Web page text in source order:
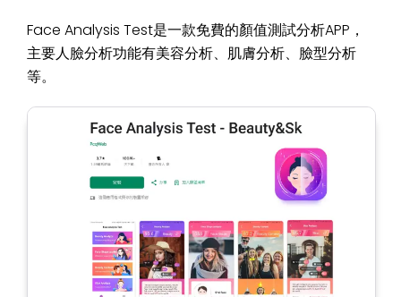
Face Analysis Test是一款免費的顏值測試分析APP，
主要人臉分析功能有美容分析、肌膚分析、臉型分析
等。